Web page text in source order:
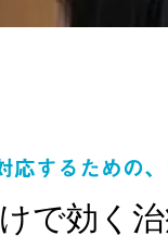
応するための
で効く